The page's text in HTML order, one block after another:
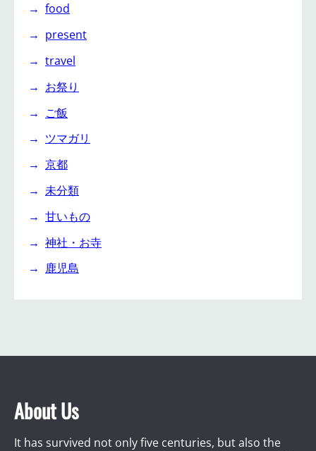
food
present
travel
お祭り
ご飯
ツマガリ
京都
未分類
甘いもの
神社・お寺
鹿児島
About Us
It has survived not only five centuries, but also the